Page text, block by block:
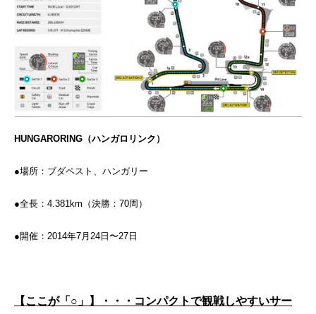
HUNGARORING（ハンガロリンク）
●場所：ブダペスト、ハンガリー
●全長：4.381km（決勝：70周）
●開催：2014年7月24日〜27日
【ここが「○」】・・・コンパクトで観戦しやすいサー